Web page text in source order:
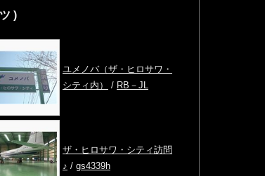
)
ユメノバ（ザ・ヒロサワ・
シティ内）
/ RB－JL
ザ・ヒロサワ・シティ訪問
♪ / gs4339h